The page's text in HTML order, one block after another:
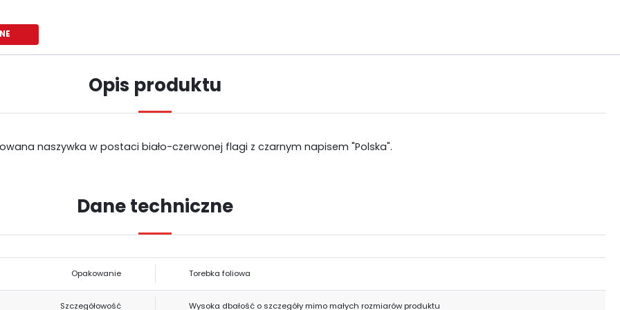
Opis produktu
naszywka w postaci biało-czerwonej flagi z czarnym napisem "Polska".
Dane techniczne
Opakowanie Torebka foliowa
Szczegółowość Wysoka dbałość o szczegóły mimo małych rozmiarów produktu
Szanujemy Twoją prywatność. Możesz zmienić ustawienia cookies lub
zaakceptować je wszystkie. W dowolnym momencie możesz dokonać zmiany
ustawień.
USTAWIENIA REGIONALNE